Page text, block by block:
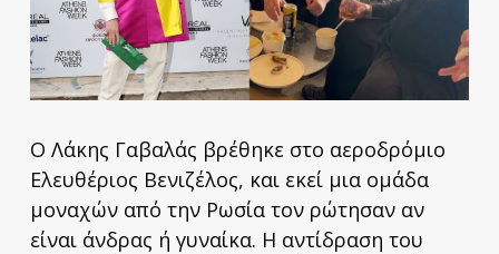
Ο Λάκης Γαβαλάς βρέθηκε στο αεροδρόμιο
Ελευθέριος Βενιζέλος, και εκεί μια ομάδα
μοναχών από την Ρωσία τον ρώτησαν αν
είναι άνδρας ή γυναίκα. Η αντίδραση του